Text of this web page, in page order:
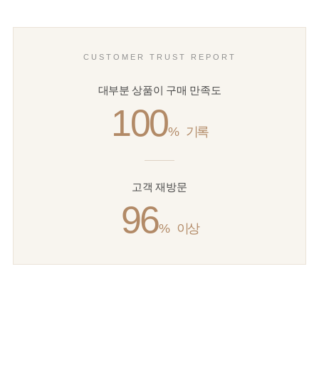
CUSTOMER TRUST REPORT
대부분 상품이 구매 만족도
100% 기록
고객 재방문
96% 이상